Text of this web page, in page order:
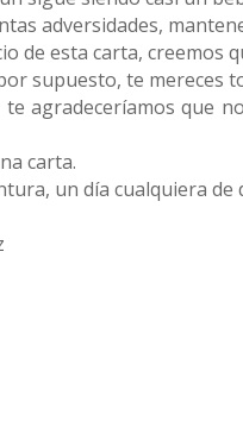
adversidades,
de esta carta,
supuesto, te mereces
te agradeceríamos que
carta.
un día cualquiera